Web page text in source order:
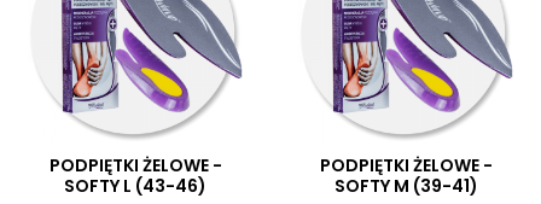
PODPIĘTKI ŻELOWE -
SOFTY L (43-46)
PODPIĘTKI ŻELOWE -
SOFTY M (39-41)